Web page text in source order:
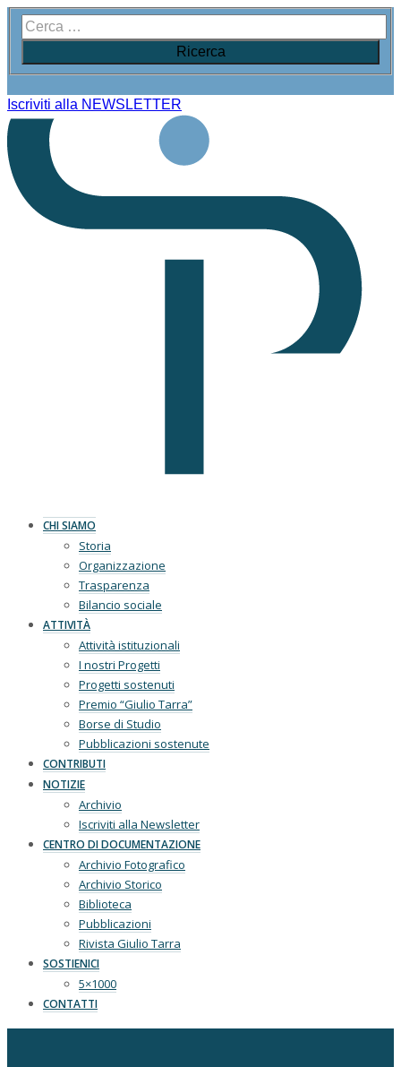
Iscriviti alla NEWSLETTER
CHI SIAMO
Storia
Organizzazione
Trasparenza
Bilancio sociale
ATTIVITÀ
Attività istituzionali
I nostri Progetti
Progetti sostenuti
Premio “Giulio Tarra”
Borse di Studio
Pubblicazioni sostenute
CONTRIBUTI
NOTIZIE
Archivio
Iscriviti alla Newsletter
CENTRO DI DOCUMENTAZIONE
Archivio Fotografico
Archivio Storico
Biblioteca
Pubblicazioni
Rivista Giulio Tarra
SOSTIENICI
5×1000
CONTATTI